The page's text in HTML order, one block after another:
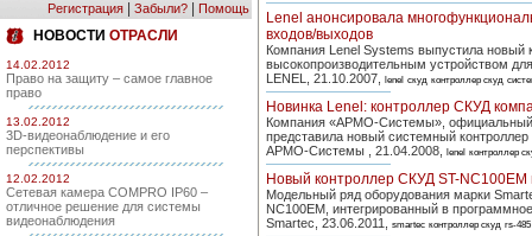
Регистрация Забыли? Помощь
НОВОСТИ ОТРАСЛИ
14.02.2012
Право на защиту – самое главное
право
13.02.2012
3D-видеонаблюдение и его
перспективы
12.02.2012
Сетевая камера COMPRO IP60 –
отличное решение для системы
видеонаблюдения
Lenel анонсировала
входов/выходов
Компания Lenel Systems выпустила
высокопроизводительным устройством
LENEL, 21.10.2007,
lenel скуд контроллер скуд
Новинка Lenel: контроллер СКУД
Компания «АРМО-Системы», официальный
представила новый системный
АРМО-Системы , 21.04.2008,
lenel контроллер
Новый контроллер СКУД ST-
Модельный ряд оборудования марки
NC100EM, интегрированный в
Smartec, 23.06.2011,
smartec контроллер скуд rs-485